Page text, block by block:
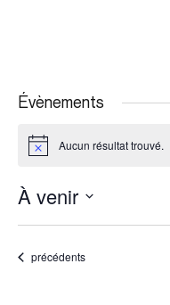
Évènements
Notice Aucun résultat trouvé.
À venir
Sélectionnez
date
Évènements
précédents